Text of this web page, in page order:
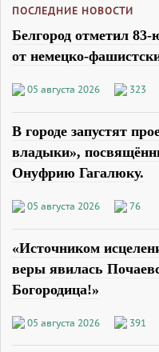
ПОСЛЕДНИЕ НОВОСТИ
Белгород отметил
от немецко-
05 августа 2026 323
В городе запустят
владыки»,
Онуфрию Гагалюку.
05 августа 2026 76
«Источником
веры явилась
Богородица!»
05 августа 2026 391